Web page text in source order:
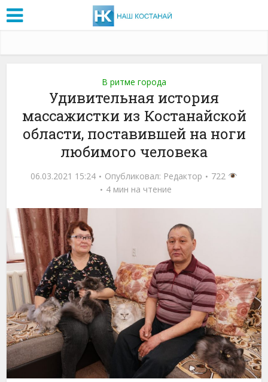
В ритме города
Удивительная история
массажистки из Костанайской
области, поставившей на ноги
любимого человека
06.03.2021 15:24 Опубликовал: Редактор
722
4 мин на чтение